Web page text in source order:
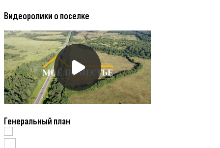
Видеоролики о поселке
Генеральный план